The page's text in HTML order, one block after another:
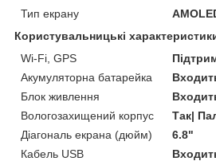
Тип екрану
Користувальницькі
Wi-Fi, GPS
Акумуляторна батарейка
Блок живлення
Вологозахищений корпус
Так|
Діагональ екрана (дюйм)
6.8"
Кабель USB